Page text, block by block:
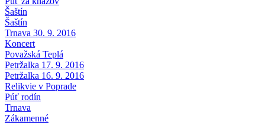
Šaštín
Šaštín
Trnava 30. 9. 2016
Koncert
Považská Teplá
Petržalka 17. 9. 2016
Petržalka 16. 9. 2016
Relikvie v Poprade
Púť rodín
Trnava
Zákamenné